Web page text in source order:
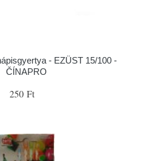
- EZÜST 15/100 -
ČÍNAPRO
250 Ft